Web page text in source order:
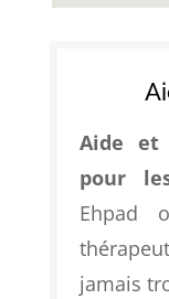
Aide et
pour
Ehpad
jamais